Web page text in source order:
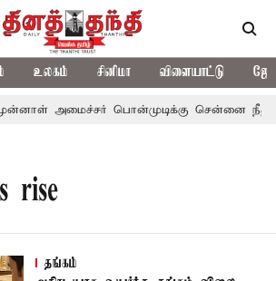
உலகம் சினிமா விளையாட்டு
அமைச்சர் பொன்முடிக்கு சென்னை
rise
தங்கம்